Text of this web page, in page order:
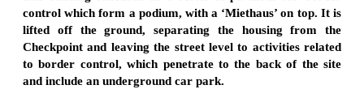
control which form a podium, with a ‘Miethaus’ on top. It is
lifted off the ground, separating the housing from the
Checkpoint and leaving the street level to activities related
to border control, which penetrate to the back of the site
and include an underground car park.